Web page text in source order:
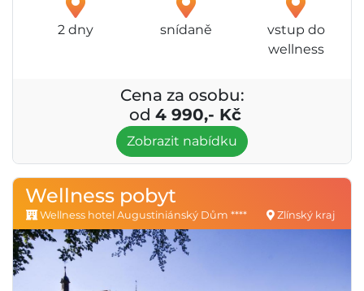
2 dny snídaně
vstup do
wellness
Cena za osobu:
od 4 990,- Kč
Zobrazit nabídku
Wellness pobyt
Wellness hotel Augustiniánský Dům **** Zlínský kraj